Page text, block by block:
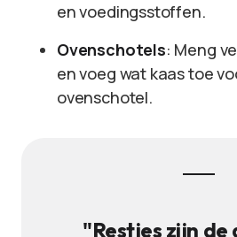
en voedingsstoffen.
Ovenschotels: Meng
en voeg wat kaas toe
ovenschotel.
"Restjes zijn de